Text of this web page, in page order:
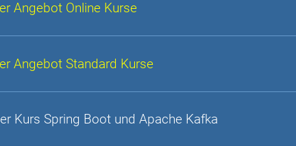
Angebot Online Kurse
Angebot Standard Kurse
Kurs Spring Boot und Apache Kafka